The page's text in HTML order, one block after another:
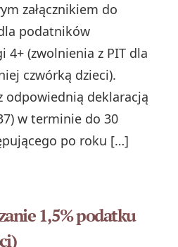
załącznikiem do
podatników
4+ (zwolnienia z PIT dla
czwórką dzieci).
odpowiednią deklaracją
w terminie do 30
po roku […]
1,5% podatku